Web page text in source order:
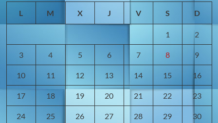
L M X J V S D
1 2
3 4 5 6 7 8 9
10 11 12 13 14 15 16
17 18 19 20 21 22 23
24 25 26 27 28 29 30